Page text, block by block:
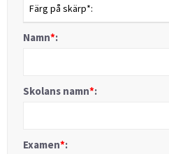
Färg på skärp*:
Namn*:
Skolans namn*:
Examen*: